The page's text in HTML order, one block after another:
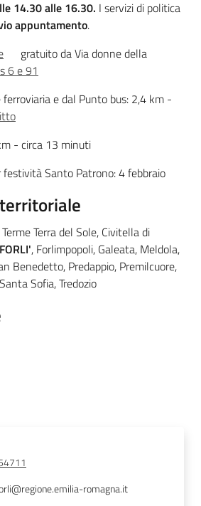
14.30 alle 16.30. I servizi di politica
appuntamento.
gratuito da Via donne della
6 e 91
e dal Punto bus: 2,4 km -
- circa 13 minuti
festività Santo Patrono: 4 febbraio
Terra del Sole, Civitella di
FORLI', Forlimpopoli, Galeata, Meldola,
Benedetto, Predappio, Premilcuore,
Sofia, Tredozio
romagna.it